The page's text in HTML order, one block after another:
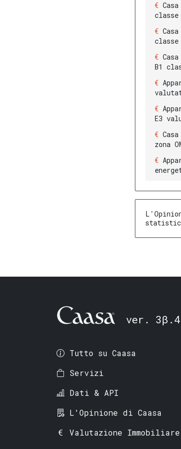
B1
E3
zona
ver.
Tutto su Caasa
Servizi
Dati & API
L'Opinione di Caasa
Valutazione Immobiliare